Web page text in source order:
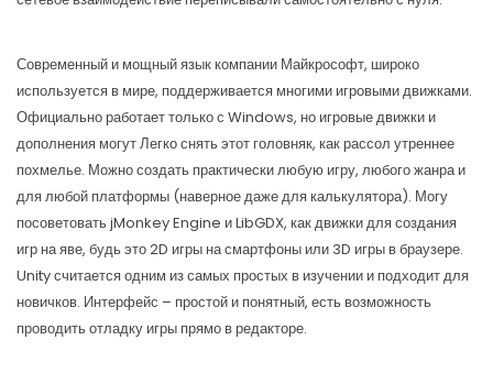
Современный и мощный язык компании Майкрософт, широко
используется в мире, поддерживается многими игровыми движками.
Официально работает только с Windows, но игровые движки и
дополнения могут Легко снять этот головняк, как рассол утреннее
похмелье. Можно создать практически любую игру, любого жанра и
для любой платформы (наверное даже для калькулятора). Могу
посоветовать jMonkey Engine и LibGDX, как движки для создания
игр на яве, будь это 2D игры на смартфоны или 3D игры в браузере.
Unity считается одним из самых простых в изучении и подходит для
новичков. Интерфейс – простой и понятный, есть возможность
проводить отладку игры прямо в редакторе.